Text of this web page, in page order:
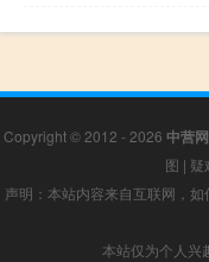
Copyright © 2012 - 2026 中营网
图 | 疑
声明：本站内容来自互联网，
本站仅为个人兴